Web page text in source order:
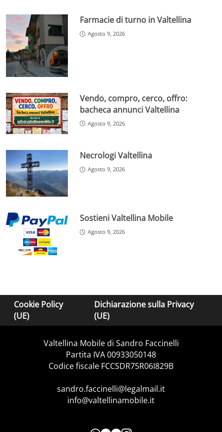
Farmacie di turno in Valtellina
Agosto 9, 2026
Vendo, compro, cerco, offro:
bacheca annunci Valtellina
Agosto 9, 2026
Necrologi Valtellina
Agosto 9, 2026
Sostieni Valtellina Mobile
Agosto 9, 2026
Cookie Policy
(UE)
Dichiarazione sulla Privacy
(UE)
Valtellina Mobile di Sandro Faccinelli
Partita IVA 00933050148
Codice fiscale FCCSDR75R06I829B
sandro.faccinelli@legalmail.it
info@valtellinamobile.it